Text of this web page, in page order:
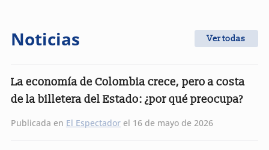
Noticias Ver todas
La economía de Colombia crece, pero a costa
de la billetera del Estado: ¿por qué preocupa?
Publicada en El Espectadorel 16 de mayo de 2026